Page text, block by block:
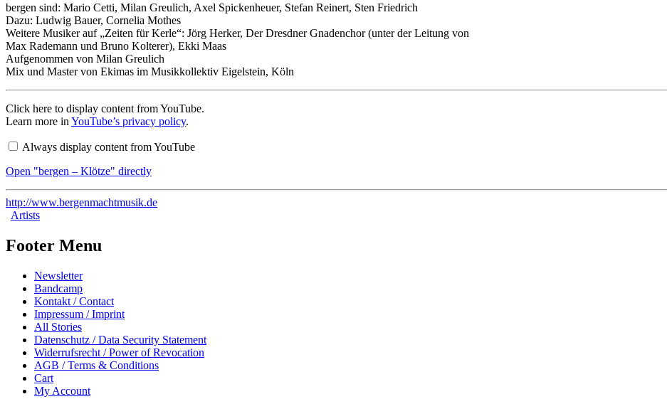
bergen sind: Mario Cetti, Milan Greulich, Axel Spickenheuer, Stefan Reinert, Sten Friedrich
Dazu: Ludwig Bauer, Cornelia Mothes
Weitere Musiker auf „Zeiten für Kerle“: Jörg Herker, Der Dresdner Gnadenchor (unter der Leitung von
Max Rademann und Bruno Kolterer), Ekki Maas
Aufgenommen von Milan Greulich
Mix und Master von Ekimas im Musikkollektiv Eigelstein, Köln
Display
"bergen
–
from
Click here to display content from YouTube.
Learn more in YouTube’s privacy policy.
Always display content from YouTube
Open "bergen – Klötze" directly
http://www.bergenmachtmusik.de
Artists
Footer Menu
Newsletter
Bandcamp
Kontakt / Contact
Impressum / Imprint
All Stories
Datenschutz / Data Security Statement
Widerrufsrecht / Power of Revocation
AGB / Terms & Conditions
Cart
My Account